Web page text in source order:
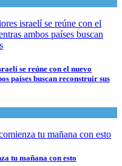
se reúne con el nuevo
países buscan reconstruir sus
tu mañana con esto